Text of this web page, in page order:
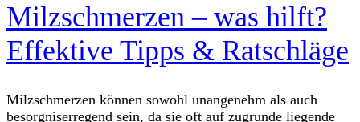
Milzschmerzen – was hilft?
Effektive Tipps & Ratschläge
Milzschmerzen können sowohl unangenehm als auch
besorgniserregend sein, da sie oft auf zugrunde liegende